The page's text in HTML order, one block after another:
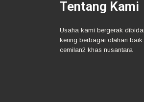
Tentang Kami
Usaha kami bergerak
kering berbagai olahan
cemilan2 khas nusantara